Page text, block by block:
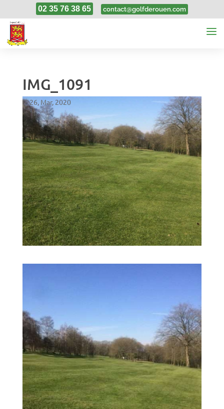
02 35 76 38 65 contact@golfderouen.com
IMG_1091
26, Mar, 2020